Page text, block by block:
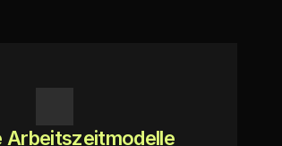
Arbeitszeitmodelle